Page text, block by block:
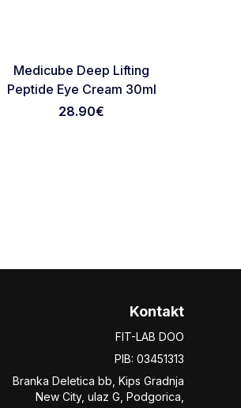
Favorite
Medicube Deep Lifting
Peptide Eye Cream 30ml
28.90€
Kontakt
FIT-LAB DOO
PIB: 03451313
Branka Deletica bb, Kips Gradnja
New City, ulaz G, Podgorica,